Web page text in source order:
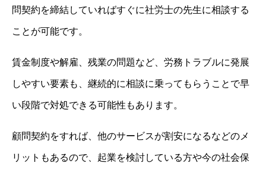
問契約を締結していればすぐに社労士の先生に相談する
ことが可能です。
賃金制度や解雇、残業の問題など、労務トラブルに発展
しやすい要素も、継続的に相談に乗ってもらうことで早
い段階で対処できる可能性もあります。
顧問契約をすれば、他のサービスが割安になるなどのメ
リットもあるので、起業を検討している方や今の社会保